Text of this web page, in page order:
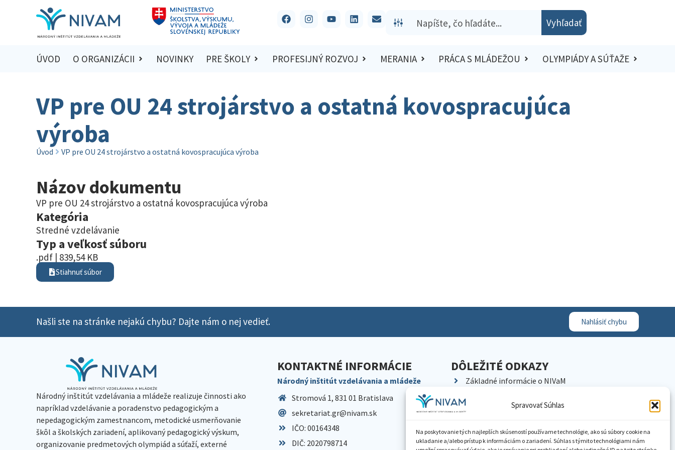
Spravovať Súhlas
Na poskytovanie tých najlepších skúseností používame technológie, ako sú súbory cookie na
ukladanie a/alebo prístup k informáciám o zariadení. Súhlas s týmito technológiami nám
Vyhľadať
ÚVOD O ORGANIZÁCII NOVINKY PRE ŠKOLY PROFESIJNÝ ROZVOJ MERANIA PRÁCA S MLÁDEŽOU OLYMPIÁDY A SÚŤAŽE
VP pre OU 24 strojárstvo a ostatná kovospracujúca
výroba
Úvod VP pre OU 24 strojárstvo a ostatná kovospracujúca výroba
Názov dokumentu
VP pre OU 24 strojárstvo a ostatná kovospracujúca výroba
Kategória
Stredné vzdelávanie
Typ a veľkosť súboru
.pdf | 839,54 KB
Stiahnuť súbor
Našli ste na stránke nejakú chybu? Dajte nám o nej vedieť. Nahlásiť chybu
Národný inštitút vzdelávania a mládeže realizuje činnosti ako
napríklad vzdelávanie a poradenstvo pedagogickým a
nepedagogickým zamestnancom, metodické usmerňovanie
škôl a školských zariadení, aplikovaný pedagogický výskum,
organizovanie predmetových olympiád a súťaží, externé
KONTAKTNÉ INFORMÁCIE
Národný inštitút vzdelávania a mládeže
Stromová 1, 831 01 Bratislava
sekretariat.gr@nivam.sk
IČO: 00164348
DIČ: 2020798714
DÔLEŽITÉ ODKAZY
Základné informácie o NIVaM
Kariéra
Pracoviská NIVaM